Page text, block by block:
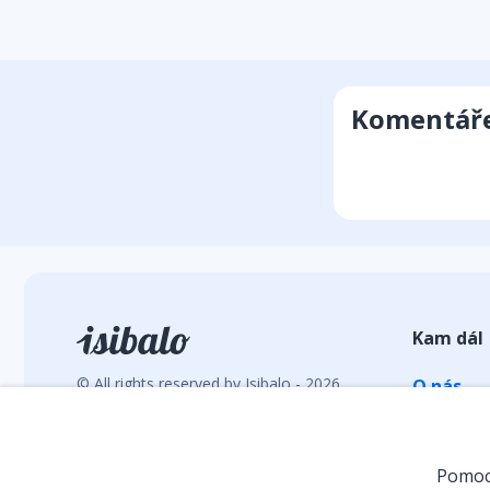
© All rights reserved by Isibalo - 2026
Kam dál
O nás